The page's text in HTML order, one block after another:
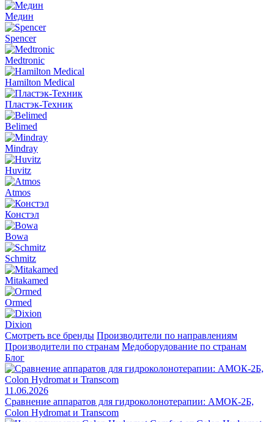
Медин
Spencer
Medtronic
Hamilton Medical
Пластэк-Техник
Belimed
Mindray
Huvitz
Atmos
Констэл
Bowa
Schmitz
Mitakamed
Ormed
Dixion
Смотреть все бренды Производители по направлениям
Производители по странам Медоборудование по странам
Блог
11.06.2026
Сравнение аппаратов для гидроколонотерапии: АМОК-2Б,
Colon Hydromat и Transcom